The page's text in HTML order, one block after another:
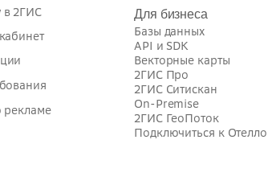
в 2ГИС
рекламе
Для бизнеса
Базы данных
API и SDK
Векторные карты
2ГИС Про
2ГИС Ситискан
On-Premise
2ГИС ГеоПоток
Подключиться к Отелло